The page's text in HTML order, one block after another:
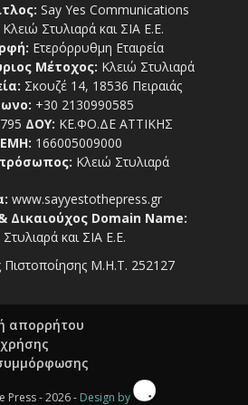
Say Yes Communications
Κλειώ Στυλιαρά και ΣΙΑ Ε.Ε.
Ετερόρρυθμη Εταιρεία
Μέτοχος: Κλειώ Στυλιαρά
Σκουζέ 14, 18536 Πειραιάς
+30 2130990585
ΔΟΥ: ΚΕ.ΦΟ.ΔΕ ΑΤΤΙΚΗΣ
166005009000
Κλειώ Στυλιαρά
www.sayyestothepress.gr
Δικαιούχος Domain Name:
και ΣΙΑ Ε.Ε.
Πιστοποίησης Μ.Η.Τ. 252127
απορρήτου
Press - 2026 - Design by